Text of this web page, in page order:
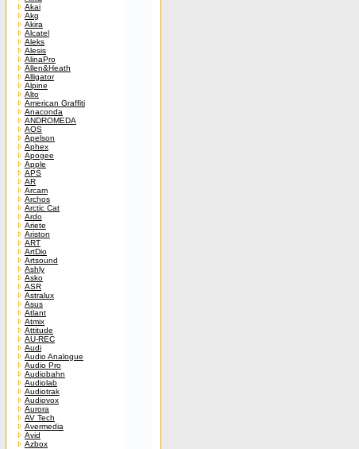
Akai
Akg
Akira
Alcatel
Aleks
Alesis
AlinaPro
Allen&Heath
Alligator
Alpine
Alto
American Graffiti
Anaconda
ANDROMEDA
AOS
Apelson
Aphex
Apogee
Apple
APS
AR
Arcam
Archos
Arctic Cat
Ardo
Ariete
Ariston
ART
ArtDio
Artsound
Ashly
Asko
ASR
Astralux
Asus
Atlant
Atmix
Attitude
AU-REC
Audi
Audio Analogue
Audio Pro
Audiobahn
Audiolab
Audiotrak
Audiovox
Aurora
AV Tech
Avermedia
Avid
Azbox